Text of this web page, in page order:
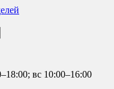
вс 10:00–16:00